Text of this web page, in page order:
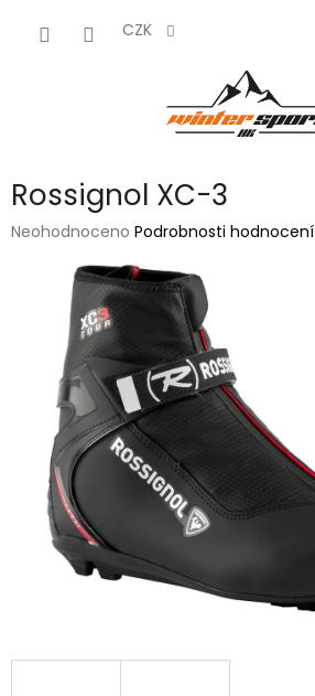
CZK
Rossignol XC-3
Průměrné
produktu
hvězdiček.
Neohodnoceno Podrobnosti hodnocení